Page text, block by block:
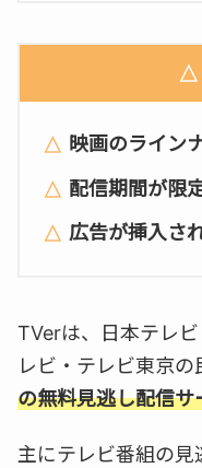
映画のライン
配信期間が限
広告が挿入さ
TVerは、日本テレ
レビ・テレビ東京
の無料見逃し配信サ
主にテレビ番組の見